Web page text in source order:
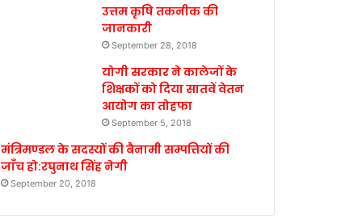
उत्तम कृषि तकनीक की
जानकारी
September 28, 2018
योगी सरकार ने कालेजों के
शिक्षकों को दिया सातवें वेतन
आयोग का तोहफा
September 5, 2018
मंत्रिमण्डल के सदस्यों की बैनामी सम्पत्तियों की
जाँच हो:रघुनाथ सिंह नेगी
September 20, 2018